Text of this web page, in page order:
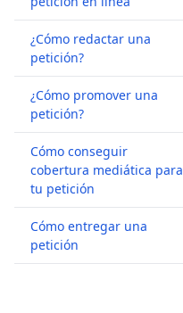
¿Cómo redactar una
petición?
¿Cómo promover una
petición?
Cómo conseguir
cobertura mediática para
tu petición
Cómo entregar una
petición